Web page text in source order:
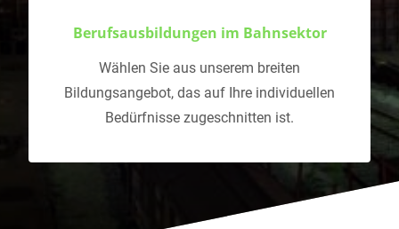
Berufsausbildungen im Bahnsektor
Wählen Sie aus unserem breiten
Bildungsangebot, das auf Ihre individuellen
Bedürfnisse zugeschnitten ist.